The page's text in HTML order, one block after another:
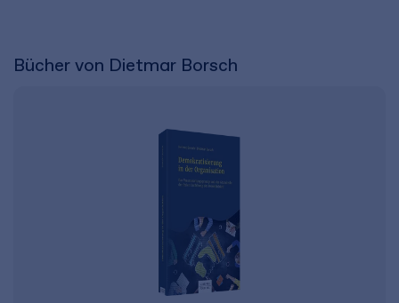
Bücher von Dietmar Borsch